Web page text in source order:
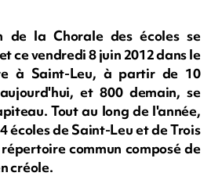
de la Chorale des écoles se
ce vendredi 8 juin 2012 dans le
à Saint-Leu, à partir de 10
et 800 demain, se
Tout au long de l'année,
écoles de Saint-Leu et de Trois
commun composé de
créole.